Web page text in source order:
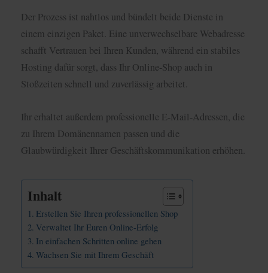
Der Prozess ist nahtlos und bündelt beide Dienste in
einem einzigen Paket. Eine unverwechselbare Webadresse
schafft Vertrauen bei Ihren Kunden, während ein stabiles
Hosting dafür sorgt, dass Ihr Online-Shop auch in
Stoßzeiten schnell und zuverlässig arbeitet.
Ihr erhaltet außerdem professionelle E-Mail-Adressen, die
zu Ihrem Domänennamen passen und die
Glaubwürdigkeit Ihrer Geschäftskommunikation erhöhen.
Inhalt
Erstellen Sie Ihren professionellen Shop
Verwaltet Ihr Euren Online-Erfolg
In einfachen Schritten online gehen
Wachsen Sie mit Ihrem Geschäft